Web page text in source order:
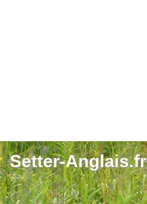
Setter-Anglais.fr